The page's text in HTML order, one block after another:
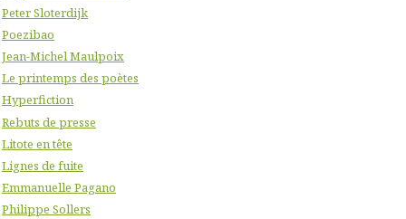
Peter Sloterdijk
Poezibao
Jean-Michel Maulpoix
Le printemps des poètes
Hyperfiction
Rebuts de presse
Litote en tête
Lignes de fuite
Emmanuelle Pagano
Philippe Sollers